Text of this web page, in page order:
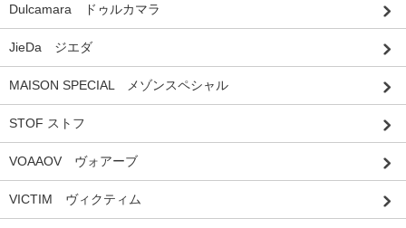
Dulcamara ドゥルカマラ
JieDa ジエダ
MAISON SPECIAL メゾンスペシャル
STOF ストフ
VOAAOV ヴォアーブ
VICTIM ヴィクティム